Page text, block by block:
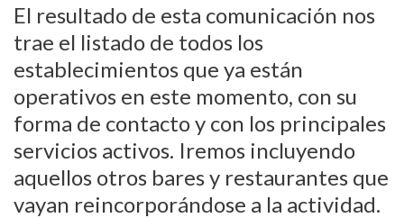
El resultado de esta comunicación nos
trae el listado de todos los
establecimientos que ya están
operativos en este momento, con su
forma de contacto y con los principales
servicios activos. Iremos incluyendo
aquellos otros bares y restaurantes que
vayan reincorporándose a la actividad.